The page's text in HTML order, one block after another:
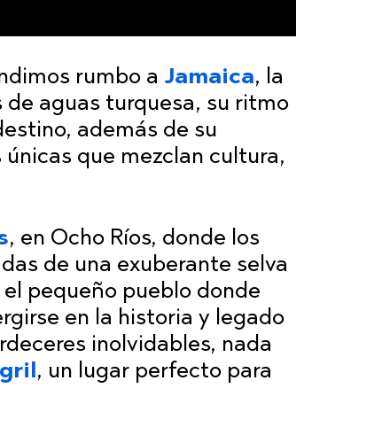
rumbo a Jamaica, la
aguas turquesa, su ritmo
además de su
que mezclan cultura,
, en Ocho Ríos, donde los
de una exuberante selva
el pequeño pueblo donde
en la historia y legado
inolvidables, nada
, un lugar perfecto para